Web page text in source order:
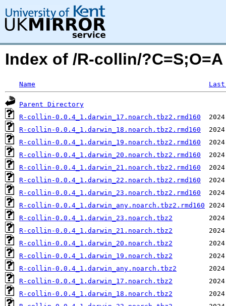
Index of /R-collin/?C=S;O=A
Name
Parent Directory
R-collin-0.0.4_1.darwin_17.noarch.tbz2.rmd160
R-collin-0.0.4_1.darwin_18.noarch.tbz2.rmd160
R-collin-0.0.4_1.darwin_19.noarch.tbz2.rmd160
R-collin-0.0.4_1.darwin_20.noarch.tbz2.rmd160
R-collin-0.0.4_1.darwin_21.noarch.tbz2.rmd160
R-collin-0.0.4_1.darwin_22.noarch.tbz2.rmd160
R-collin-0.0.4_1.darwin_23.noarch.tbz2.rmd160
R-collin-0.0.4_1.darwin_any.noarch.tbz2.rmd160
R-collin-0.0.4_1.darwin_23.noarch.tbz2
R-collin-0.0.4_1.darwin_21.noarch.tbz2
R-collin-0.0.4_1.darwin_20.noarch.tbz2
R-collin-0.0.4_1.darwin_19.noarch.tbz2
R-collin-0.0.4_1.darwin_any.noarch.tbz2
R-collin-0.0.4_1.darwin_17.noarch.tbz2
R-collin-0.0.4_1.darwin_18.noarch.tbz2